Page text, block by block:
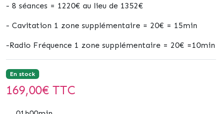
- 8 séances = 1220€ au lieu de 1352€
- Cavitation 1 zone supplémentaire = 20€ = 15min
-Radio Fréquence 1 zone supplémentaire = 20€ =10min
En stock
169,00€ TTC